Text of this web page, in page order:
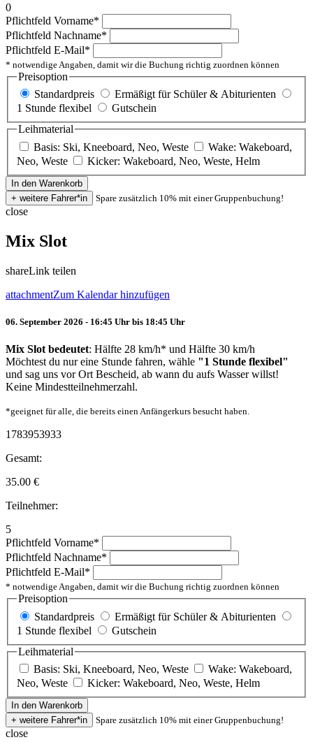
0
Pflichtfeld Vorname*
Pflichtfeld Nachname*
Pflichtfeld E-Mail*
* notwendige Angaben, damit wir die Buchung richtig zuordnen können
Preisoption
Standardpreis
Ermäßigt für Schüler & Abiturienten
1 Stunde flexibel
Gutschein
Leihmaterial
Basis: Ski, Kneeboard, Neo, Weste
Wake: Wakeboard,
Neo, Weste
Kicker: Wakeboard, Neo, Weste, Helm
Spare zusätzlich 10% mit einer Gruppenbuchung!
close
Mix Slot
shareLink teilen
attachmentZum Kalendar hinzufügen
06. September 2026 - 16:45 Uhr bis 18:45 Uhr
Mix Slot bedeutet: Hälfte 28 km/h* und Hälfte 30 km/h
Möchtest du nur eine Stunde fahren, wähle "1 Stunde flexibel"
und sag uns vor Ort Bescheid, ab wann du aufs Wasser willst!
Keine Mindestteilnehmerzahl.
*geeignet für alle, die bereits einen Anfängerkurs besucht haben.
1783953933
Gesamt:
35.00 €
Teilnehmer:
5
Pflichtfeld Vorname*
Pflichtfeld Nachname*
Pflichtfeld E-Mail*
* notwendige Angaben, damit wir die Buchung richtig zuordnen können
Preisoption
Standardpreis
Ermäßigt für Schüler & Abiturienten
1 Stunde flexibel
Gutschein
Leihmaterial
Basis: Ski, Kneeboard, Neo, Weste
Wake: Wakeboard,
Neo, Weste
Kicker: Wakeboard, Neo, Weste, Helm
Spare zusätzlich 10% mit einer Gruppenbuchung!
close